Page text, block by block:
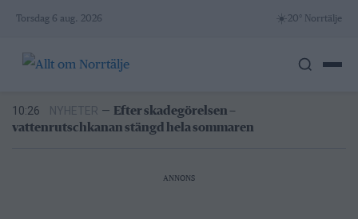
Skip
content
Torsdag 6 aug. 2026 ☀️20° Norrtälje
Stulen bil hittad i Hallstavik – kvinna
Norrtälje badhus
09:00 NYHETER — Kommunen varnar för falska sotare
5/8 NYHETER — Norrtäljereporter vinner internationellt
ANNONS